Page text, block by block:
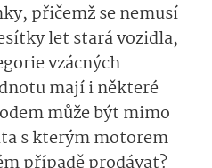
přičemž se nemusí
let stará vozidla,
vzácných
mají i některé
může být mimo
s kterým motorem